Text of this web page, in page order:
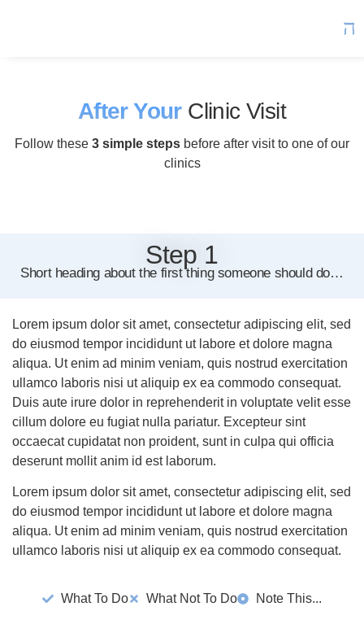
After YourClinic Visit
Follow these 3 simple steps before after visit to one of our
clinics
Step 1
Short heading about the first thing someone should do…
Lorem ipsum dolor sit amet, consectetur adipiscing elit, sed
do eiusmod tempor incididunt ut labore et dolore magna
aliqua. Ut enim ad minim veniam, quis nostrud exercitation
ullamco laboris nisi ut aliquip ex ea commodo consequat.
Duis aute irure dolor in reprehenderit in voluptate velit esse
cillum dolore eu fugiat nulla pariatur. Excepteur sint
occaecat cupidatat non proident, sunt in culpa qui officia
deserunt mollit anim id est laborum.
Lorem ipsum dolor sit amet, consectetur adipiscing elit, sed
do eiusmod tempor incididunt ut labore et dolore magna
aliqua. Ut enim ad minim veniam, quis nostrud exercitation
ullamco laboris nisi ut aliquip ex ea commodo consequat.
What To Do What Not To Do Note This...